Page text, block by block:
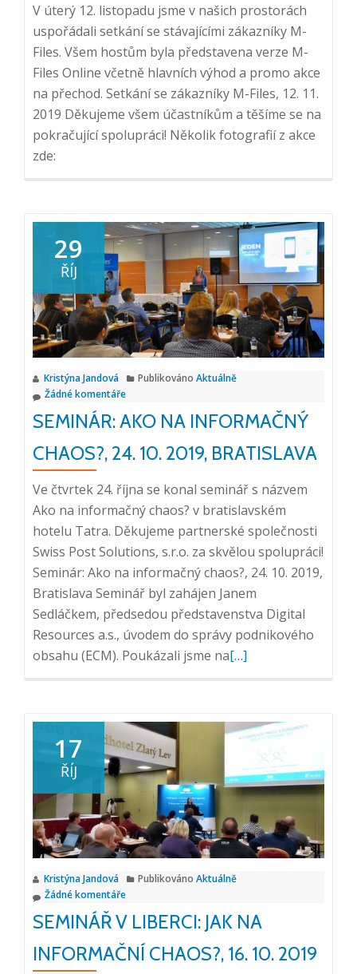
V úterý 12. listopadu jsme v našich prostorách
uspořádali setkání se stávajícími zákazníky M-
Files. Všem hostům byla představena verze M-
Files Online včetně hlavních výhod a promo akce
na přechod. Setkání se zákazníky M-Files, 12. 11.
2019 Děkujeme všem účastníkům a těšíme se na
pokračující spolupráci! Několik fotografií z akce
zde:
29
ŘÍJ
Kristýna Jandová Publikováno Aktuálně
Žádné komentáře
SEMINÁR: AKO NA INFORMAČNÝ
CHAOS?, 24. 10. 2019, BRATISLAVA
Ve čtvrtek 24. října se konal seminář s názvem
Ako na informačný chaos? v bratislavském
hotelu Tatra. Děkujeme partnerské společnosti
Swiss Post Solutions, s.r.o. za skvělou spolupráci!
Seminár: Ako na informačný chaos?, 24. 10. 2019,
Bratislava Seminář byl zahájen Janem
Sedláčkem, předsedou představenstva Digital
Resources a.s., úvodem do správy podnikového
obsahu (ECM). Poukázali jsme naPřečtěte
Seminár:
na
informačný
chaos?,
24.
10.
2019,
[…]
17
ŘÍJ
Kristýna Jandová Publikováno Aktuálně
Žádné komentáře
SEMINÁŘ V LIBERCI: JAK NA
INFORMAČNÍ CHAOS?, 16. 10. 2019